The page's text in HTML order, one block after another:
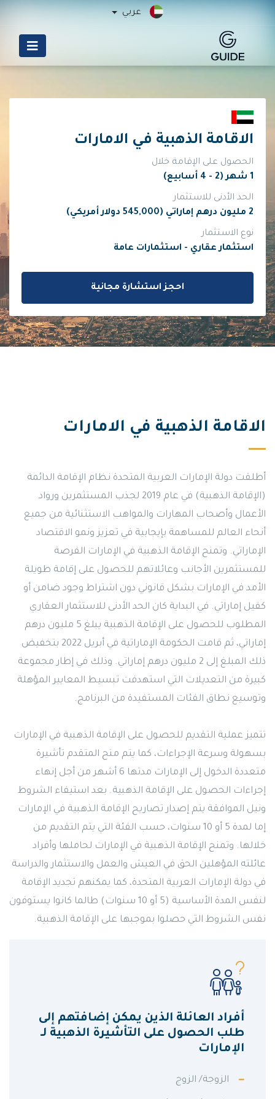
عربي
الاقامة الذهبية في الامارات
الحصول على الإقامة خلال
1 شهر (2 - 4 أسابيع)
الحد الأدنى للاستثمار
2 مليون درهم إماراتي (545,000 دولار أمريكي)
نوع الاستثمار
استثمار عقاري - استثمارات عامة
احجز استشارة مجانية
الاقامة الذهبية في الامارات
أطلقت دولة الإمارات العربية المتحدة نظام الإقامة الدائمة
(الإقامة الذهبية) في عام 2019 لجذب المستثمرين ورواد
الأعمال وأصحاب المهارات والمواهب الاستثنائية من جميع
أنحاء العالم للمساهمة بإيجابية في تعزيز ونمو الاقتصاد
الإماراتي. وتمنح الإقامة الذهبية في الإمارات الفرصة
للمستثمرين الأجانب وعائلاتهم للحصول على إقامة طويلة
الأمد في الإمارات بشكل قانوني دون اشتراط وجود ضامن أو
كفيل إماراتي. في البداية كان الحد الأدنى للاستثمار العقاري
المطلوب للحصول على الإقامة الذهبية يبلغ 5 مليون درهم
إماراتي، ثم قامت الحكومة الإماراتية في أبريل 2022 بتخفيض
ذلك المبلغ إلى 2 مليون درهم إماراتي. وذلك في إطار مجموعة
كبيرة من التعديلات التي استهدفت تبسيط المعايير المؤهلة
وتوسيع نطاق الفئات المستفيدة من البرنامج.
تتميز عملية التقديم للحصول على الإقامة الذهبية في الإمارات
بسهولة وسرعة الإجراءات، كما يتم منح المتقدم تأشيرة
متعددة الدخول إلى الإمارات مدتها 6 أشهر من أجل إنهاء
إجراءات الحصول على الإقامة الذهبية. بعد استيفاء الشروط
ونيل الموافقة يتم إصدار تصاريح الإقامة الذهبية في الإمارات
إما لمدة 5 أو 10 سنوات، حسب الفئة التي يتم التقديم من
خلالها. وتمنح الإقامة الذهبية في الإمارات لحاملها وأفراد
عائلته المؤهلين الحق في العيش والعمل والاستثمار والدراسة
في دولة الإمارات العربية المتحدة، كما يمكنهم تجديد الإقامة
لنفس المدة الأساسية (5 أو 10 سنوات) طالما كانوا يستوفون
نفس الشروط التي حصلوا بموجبها على الإقامة الذهبية.
أفراد العائلة الذين يمكن إضافتهم إلى
طلب الحصول على التأشيرة الذهبية لـ
الإمارات
الزوجة/ الزوج